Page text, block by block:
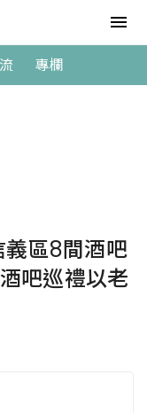
專欄
區8間酒吧
吧巡禮以老